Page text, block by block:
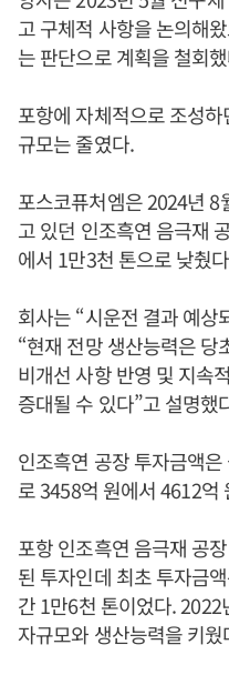
고 구체적 사항을 논의해
는 판단으로 계획을 철회
포항에 자체적으로 조성
규모는 줄였다.
포스코퓨처엠은 2024년 8
고 있던 인조흑연 음극재
에서 1만3천 톤으로 낮췄
회사는 “시운전 결과 예상
“현재 전망 생산능력은 당
비개선 사항 반영 및 지속
증대될 수 있다”고 설명했
인조흑연 공장 투자금액
로 3458억 원에서 4612억
포항 인조흑연 음극재 공
된 투자인데 최초 투자금
간 1만6천 톤이었다.
자규모와 생산능력을 키웠